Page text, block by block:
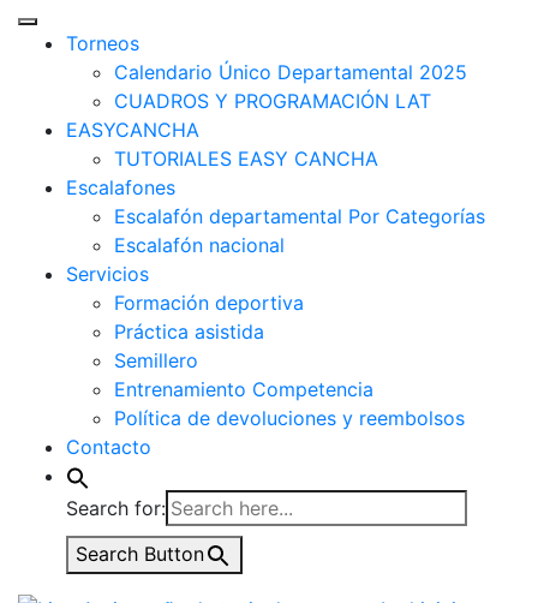
Torneos
Calendario Único Departamental 2025
CUADROS Y PROGRAMACIÓN LAT
EASYCANCHA
TUTORIALES EASY CANCHA
Escalafones
Escalafón departamental Por Categorías
Escalafón nacional
Servicios
Formación deportiva
Práctica asistida
Semillero
Entrenamiento Competencia
Política de devoluciones y reembolsos
Contacto
Search for:
Search Button